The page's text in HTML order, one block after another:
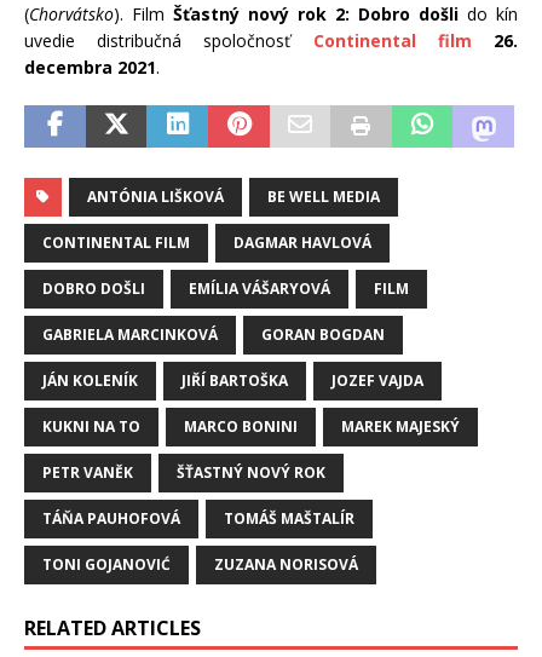
(Chorvátsko). Film Šťastný nový rok 2: Dobro došli do kín
uvedie distribučná spoločnosť Continental film 26.
decembra 2021.
ANTÓNIA LIŠKOVÁ BE WELL MEDIA
CONTINENTAL FILM DAGMAR HAVLOVÁ
DOBRO DOŠLI EMÍLIA VÁŠARYOVÁ FILM
GABRIELA MARCINKOVÁ GORAN BOGDAN
JÁN KOLENÍK JIŘÍ BARTOŠKA JOZEF VAJDA
KUKNI NA TO MARCO BONINI MAREK MAJESKÝ
PETR VANĚK ŠŤASTNÝ NOVÝ ROK
TÁŇA PAUHOFOVÁ TOMÁŠ MAŠTALÍR
TONI GOJANOVIĆ ZUZANA NORISOVÁ
RELATED ARTICLES